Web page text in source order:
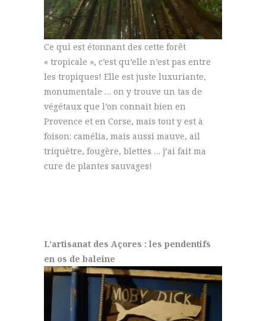
Ce qui est étonnant des cette forêt
« tropicale », c’est qu’elle n’est pas entre
les tropiques! Elle est juste luxuriante,
monumentale … on y trouve un tas de
végétaux que l’on connait bien en
Provence et en Corse, mais tout y est à
foison: camélia, mais aussi mauve, ail
triquètre, fougère, blettes … j’ai fait ma
cure de plantes sauvages!
L’artisanat des Açores : les pendentifs
en os de baleine